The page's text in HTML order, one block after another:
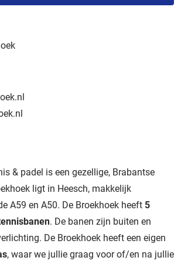
& padel is een gezellige, Brabantse
ligt in Heesch, makkelijk
A59 en A50. De Broekhoek heeft 5
. De banen zijn buiten en
De Broekhoek heeft een eigen
, waar we jullie graag voor of/en na jullie